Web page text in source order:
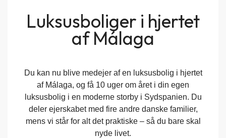
Luksusboliger i hjertet
af Málaga
Du kan nu blive medejer af en luksusbolig i hjertet
af Málaga, og få 10 uger om året i din egen
luksusbolig i en moderne storby i Sydspanien. Du
deler ejerskabet med fire andre danske familier,
mens vi står for alt det praktiske – så du bare skal
nyde livet.